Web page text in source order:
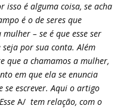
isso é alguma coisa, se acha
é o de seres que
– se é que esse ser
por sua conta. Além
que a chamamos a mulher,
em que ela se enuncia
se escrever. Aqui o artigo
A/ tem relação, com o